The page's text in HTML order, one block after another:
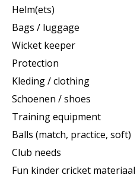
Helm(ets)
Bags / luggage
Wicket keeper
Protection
Kleding / clothing
Schoenen / shoes
Training equipment
Balls (match, practice, soft)
Club needs
Fun kinder cricket materiaal